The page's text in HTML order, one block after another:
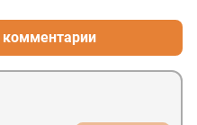
комментарии